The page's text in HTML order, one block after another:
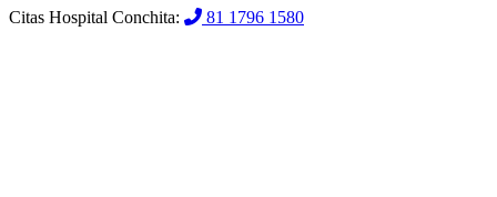
Citas Hospital Conchita: 81 1796 1580